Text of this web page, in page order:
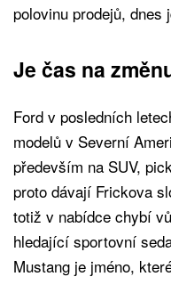
polovinu prodejů, dnes
Je čas na
Ford v posledních
modelů v Severní
především na SUV,
proto dávají Frickova
totiž v nabídce chybí
hledající sportovní
Mustang je jméno,